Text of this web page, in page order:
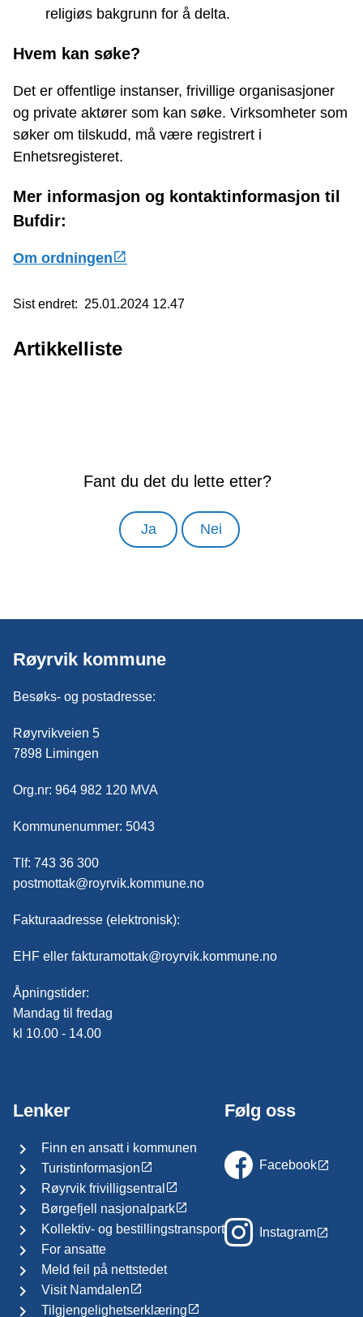
religiøs bakgrunn for å delta.
Hvem kan søke?
Det er offentlige instanser, frivillige organisasjoner
og private aktører som kan søke. Virksomheter som
søker om tilskudd, må være registrert i
Enhetsregisteret.
Mer informasjon og kontaktinformasjon til
Bufdir:
Om ordningen
Sist endret 25.01.2024 12.47
Artikkelliste
Fant du det du lette etter?
Ja Nei
Røyrvik kommune
Besøks- og postadresse:
Røyrvikveien 5
7898 Limingen
Org.nr: 964 982 120 MVA
Kommunenummer: 5043
Tlf: 743 36 300
postmottak@royrvik.kommune.no
Fakturaadresse (elektronisk):
EHF eller fakturamottak@royrvik.kommune.no
Åpningstider:
Mandag til fredag
kl 10.00 - 14.00
Lenker
Finn en ansatt i kommunen
Turistinformasjon
Røyrvik frivilligsentral
Børgefjell nasjonalpark
Kollektiv- og bestillingstransport
For ansatte
Meld feil på nettstedet
Visit Namdalen
Tilgjengelighetserklæring
Følg oss
Facebook
Instagram